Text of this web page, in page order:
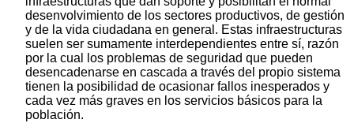
desenvolvimiento de los sectores productivos, de gestión
y de la vida ciudadana en general. Estas infraestructuras
suelen ser sumamente interdependientes entre sí, razón
por la cual los problemas de seguridad que pueden
desencadenarse en cascada a través del propio sistema
tienen la posibilidad de ocasionar fallos inesperados y
cada vez más graves en los servicios básicos para la
población.